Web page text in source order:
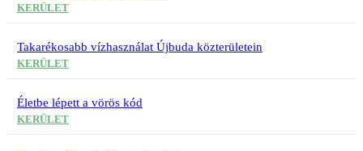
KERÜLET
Takarékosabb vízhasználat Újbuda közterületein
KERÜLET
Életbe lépett a vörös kód
KERÜLET